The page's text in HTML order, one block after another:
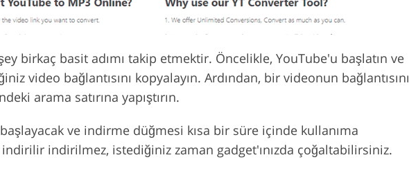
birkaç basit adımı takip etmektir. Öncelikle, YouTube'u başlatın ve
video bağlantısını kopyalayın. Ardından, bir videonun bağlantısını
arama satırına yapıştırın.
ve indirme düğmesi kısa bir süre içinde kullanıma
indirilir indirilmez, istediğiniz zaman gadget'ınızda çoğaltabilirsiniz.